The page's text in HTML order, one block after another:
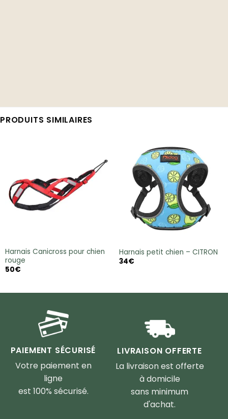
PRODUITS SIMILAIRES
Harnais Canicross pour chien
rouge
50€
Harnais petit chien – CITRON
34€
PAIEMENT SÉCURISÉ
Votre paiement en
ligne
est 100% sécurisé.
LIVRAISON OFFERTE
La livraison est offerte
à domicile
sans minimum
d'achat.